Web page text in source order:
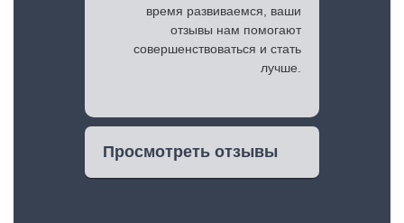
время развиваемся, ваши
отзывы нам помогают
совершенствоваться и стать
лучше.
Просмотреть отзывы